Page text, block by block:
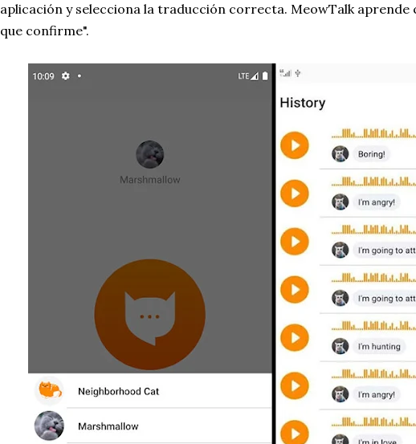
aplicación y selecciona la traducción correcta. MeowTalk
que confirme".